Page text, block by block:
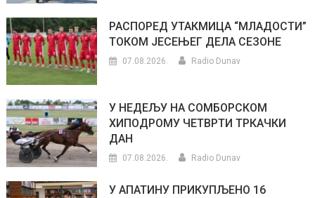
РАСПОРЕД УТАКМИЦА “МЛАДОСТИ”
ТОКОМ ЈЕСЕЊЕГ ДЕЛА СЕЗОНЕ
07.08.2026. Radio Dunav
У НЕДЕЉУ НА СОМБОРСКОМ
ХИПОДРОМУ ЧЕТВРТИ ТРКАЧКИ
ДАН
07.08.2026. Radio Dunav
У АПАТИНУ ПРИКУПЉЕНО 16